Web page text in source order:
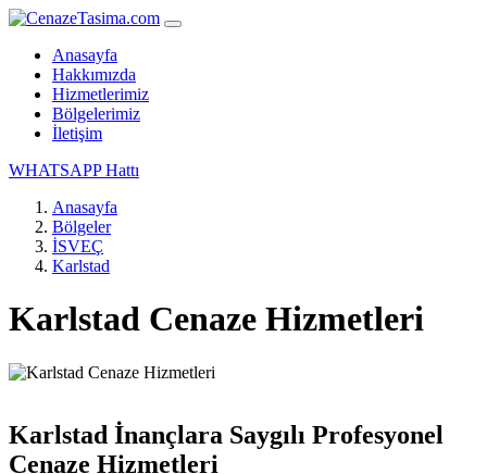
Anasayfa
Hakkımızda
Hizmetlerimiz
Bölgelerimiz
İletişim
WHATSAPP Hattı
Anasayfa
Bölgeler
İSVEÇ
Karlstad
Karlstad Cenaze Hizmetleri
Karlstad İnançlara Saygılı Profesyonel
Cenaze Hizmetleri